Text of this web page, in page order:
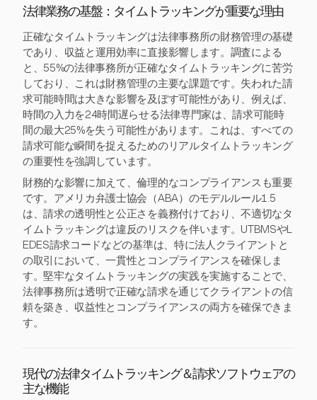
法律業務の基盤：タイムトラッキングが重要な理由
正確なタイムトラッキングは法律事務所の財務管理の基礎
であり、収益と運用効率に直接影響します。調査による
と、55%の法律事務所が正確なタイムトラッキングに苦労
しており、これは財務管理の主要な課題です。失われた請
求可能時間は大きな影響を及ぼす可能性があり、例えば、
時間の入力を24時間遅らせる法律専門家は、請求可能時
間の最大25%を失う可能性があります。これは、すべての
請求可能な瞬間を捉えるためのリアルタイムトラッキング
の重要性を強調しています。
財務的な影響に加えて、倫理的なコンプライアンスも重要
です。アメリカ弁護士協会（ABA）のモデルルール1.5
は、請求の透明性と公正さを義務付けており、不適切なタ
イムトラッキングは違反のリスクを伴います。UTBMSやL
EDES請求コードなどの基準は、特に法人クライアントと
の取引において、一貫性とコンプライアンスを確保しま
す。堅牢なタイムトラッキングの実践を実施することで、
法律事務所は透明で正確な請求を通じてクライアントの信
頼を築き、収益性とコンプライアンスの両方を確保できま
す。
現代の法律タイムトラッキング＆請求ソフトウェアの
主な機能